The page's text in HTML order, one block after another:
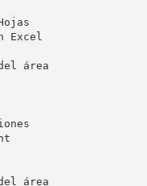
Excel
área
área